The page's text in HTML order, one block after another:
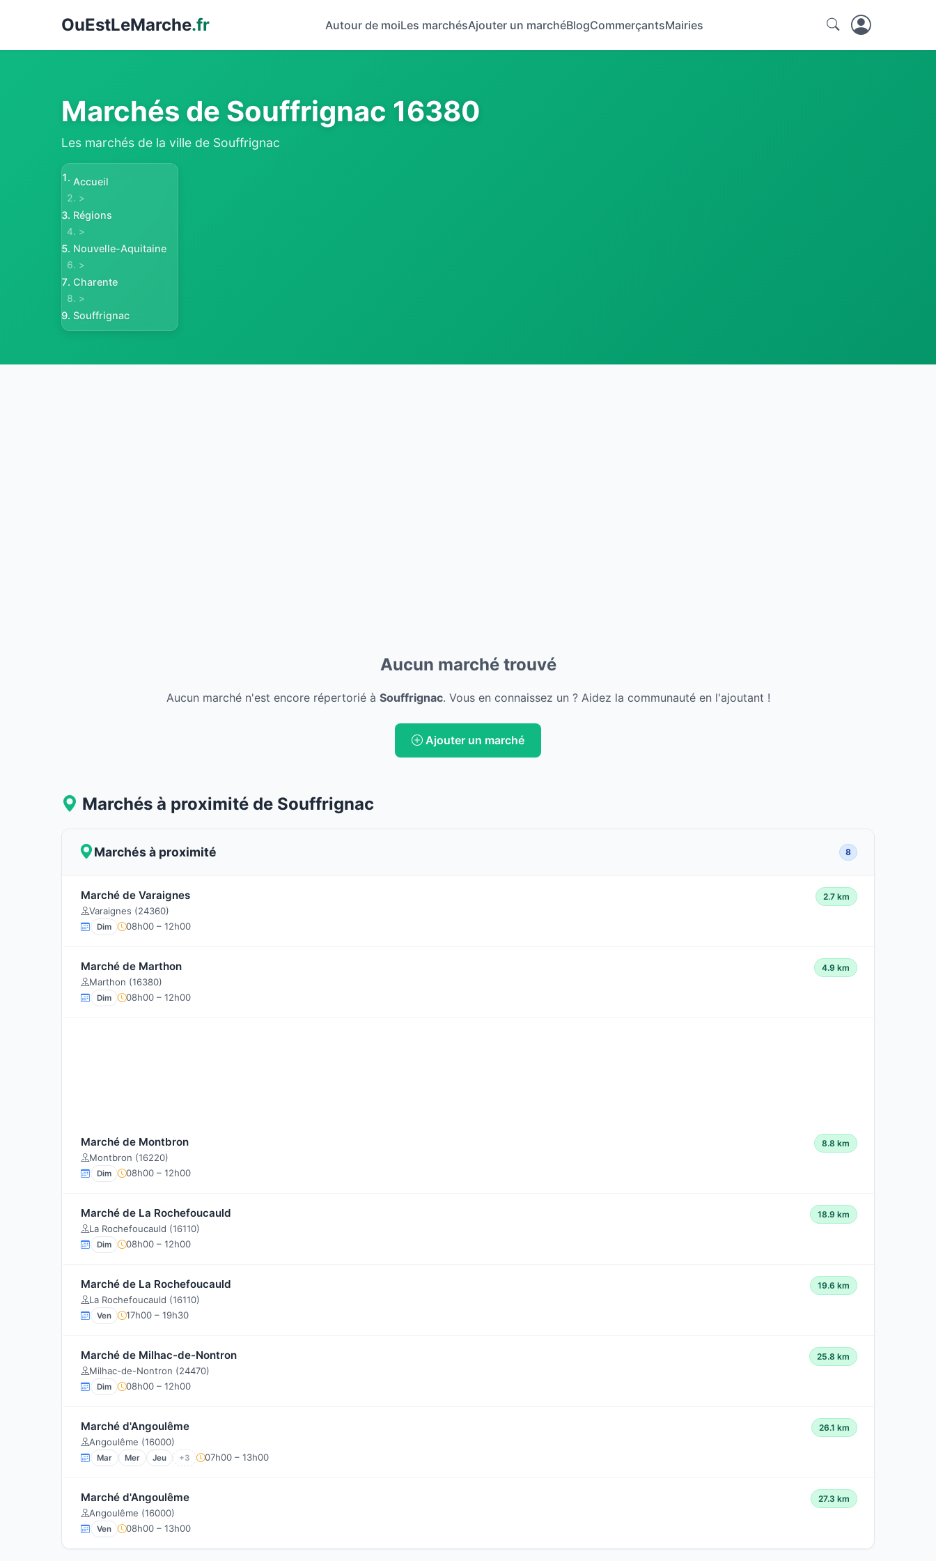
OuEstLeMarche.fr Autour de moiLes marchésAjouter un marchéBlogCommerçantsMairies
Marchés de Souffrignac 16380
Les marchés de la ville de Souffrignac
Accueil
>
Régions
>
Nouvelle-Aquitaine
>
Charente
>
Souffrignac
Aucun marché trouvé
Aucun marché n'est encore répertorié à Souffrignac. Vous en connaissez un ? Aidez la communauté en l'ajoutant !
Ajouter un marché
Marchés à proximité de Souffrignac
Marchés à proximité 8
Marché de Varaignes
Varaignes (24360)
2.7 km
Dim 08h00 – 12h00
Marché de Marthon
Marthon (16380)
4.9 km
Dim 08h00 – 12h00
Marché de Montbron
Montbron (16220)
8.8 km
Dim 08h00 – 12h00
Marché de La Rochefoucauld
La Rochefoucauld (16110)
18.9 km
Dim 08h00 – 12h00
Marché de La Rochefoucauld
La Rochefoucauld (16110)
19.6 km
Ven 17h00 – 19h30
Marché de Milhac-de-Nontron
Milhac-de-Nontron (24470)
25.8 km
Dim 08h00 – 12h00
Marché d'Angoulême
Angoulême (16000)
26.1 km
Mar Mer Jeu +3 07h00 – 13h00
Marché d'Angoulême
Angoulême (16000)
27.3 km
Ven 08h00 – 13h00